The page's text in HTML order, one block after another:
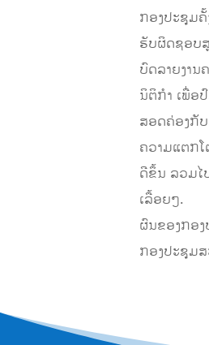
ກອງປະຊຸມ
ຮັບຜິດຊອບ
ບົດລາຍງານ
ນິຕິກຳ ເພື່ອ
ສອດຄ່ອງກັ
ຄວາມແຕກ
ດີຂຶ້ນ ລວມໄ
ເລື້ອຍໆ.
ຜົນຂອງກອ
ກອງປະຊຸມ